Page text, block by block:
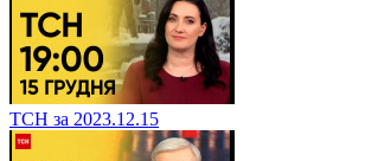
ТСН за 2023.12.15